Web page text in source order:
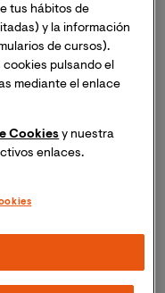
producen cambios
como parte del
adultas sanas,
influye en la
del organismo.
tiene una respuesta
juega un papel
desgaste sufrido
tus hábitos de
y la información
de cursos).
pulsando el
mediante el enlace
Cookies y nuestra
enlaces.